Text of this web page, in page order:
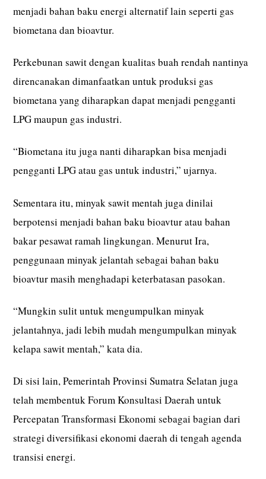
menjadi bahan baku energi alternatif lain seperti gas
biometana dan bioavtur.
Perkebunan sawit dengan kualitas buah rendah nantinya
direncanakan dimanfaatkan untuk produksi gas
biometana yang diharapkan dapat menjadi pengganti
LPG maupun gas industri.
“Biometana itu juga nanti diharapkan bisa menjadi
pengganti LPG atau gas untuk industri,” ujarnya.
Sementara itu, minyak sawit mentah juga dinilai
berpotensi menjadi bahan baku bioavtur atau bahan
bakar pesawat ramah lingkungan. Menurut Ira,
penggunaan minyak jelantah sebagai bahan baku
bioavtur masih menghadapi keterbatasan pasokan.
“Mungkin sulit untuk mengumpulkan minyak
jelantahnya, jadi lebih mudah mengumpulkan minyak
kelapa sawit mentah,” kata dia.
Di sisi lain, Pemerintah Provinsi Sumatra Selatan juga
telah membentuk Forum Konsultasi Daerah untuk
Percepatan Transformasi Ekonomi sebagai bagian dari
strategi diversifikasi ekonomi daerah di tengah agenda
transisi energi.